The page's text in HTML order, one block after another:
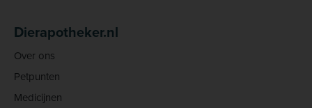
Dierapotheker.nl
Over ons
Petpunten
Medicijnen